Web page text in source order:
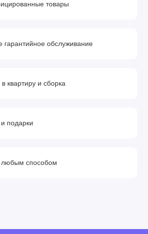
товары
гарантийное обслуживание
квартиру и сборка
подарки
любым способом